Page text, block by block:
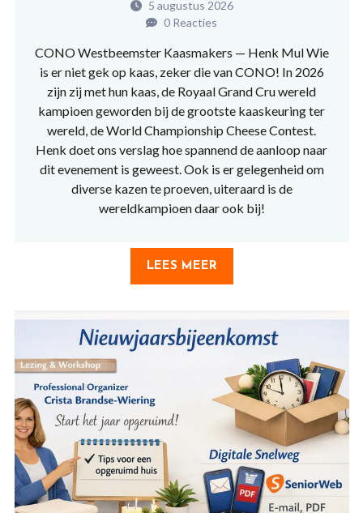
5 augustus 2026
0 Reacties
CONO Westbeemster Kaasmakers — Henk Mul Wie
is er niet gek op kaas, zeker die van CONO! In 2026
zijn zij met hun kaas, de Royaal Grand Cru wereld
kampioen geworden bij de grootste kaaskeuring ter
wereld, de World Championship Cheese Contest.
Henk doet ons verslag hoe spannend de aanloop naar
dit evenement is geweest. Ook is er gelegenheid om
diverse kazen te proeven, uiteraard is de
wereldkampioen daar ook bij!
LEES MEER